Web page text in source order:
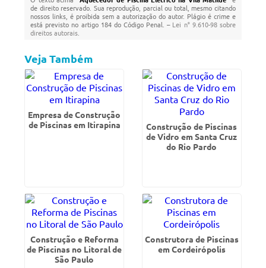
de direito reservado. Sua reprodução, parcial ou total, mesmo citando
nossos links, é proibida sem a autorização do autor. Plágio é crime e
está previsto no artigo 184 do Código Penal. – Lei n° 9.610-98 sobre
direitos autorais
Veja Também
Empresa de Construção
de Piscinas em Itirapina
Construção de Piscinas
de Vidro em Santa Cruz
do Rio Pardo
Construção e Reforma
de Piscinas no Litoral de
São Paulo
Construtora de Piscinas
em Cordeirópolis